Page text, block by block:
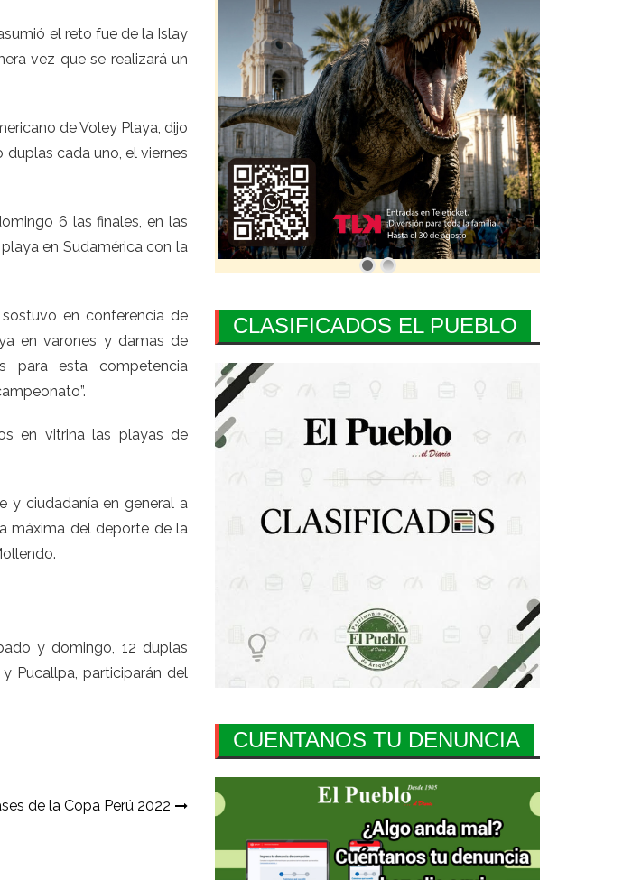
el reto fue de la Islay
vez que se realizará un
de Voley Playa, dijo
cada uno, el viernes
6 las finales, en las
en Sudamérica con la
en conferencia de
en varones y damas de
para esta competencia
en vitrina las playas de
y ciudadanía en general a
máxima del deporte de la
y domingo, 12 duplas
Pucallpa, participarán del
de la Copa Perú 2022
CLASIFICADOS EL PUEBLO
CUENTANOS TU DENUNCIA